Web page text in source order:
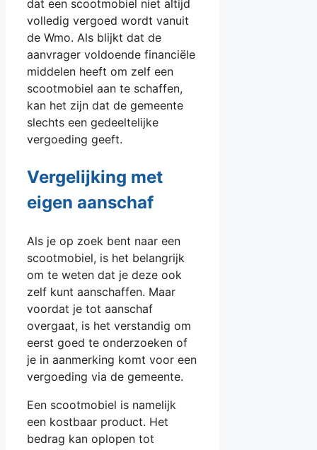
dat een scootmobiel niet altijd
volledig vergoed wordt vanuit
de Wmo. Als blijkt dat de
aanvrager voldoende financiële
middelen heeft om zelf een
scootmobiel aan te schaffen,
kan het zijn dat de gemeente
slechts een gedeeltelijke
vergoeding geeft.
Vergelijking met
eigen aanschaf
Als je op zoek bent naar een
scootmobiel, is het belangrijk
om te weten dat je deze ook
zelf kunt aanschaffen. Maar
voordat je tot aanschaf
overgaat, is het verstandig om
eerst goed te onderzoeken of
je in aanmerking komt voor een
vergoeding via de gemeente.
Een scootmobiel is namelijk
een kostbaar product. Het
bedrag kan oplopen tot